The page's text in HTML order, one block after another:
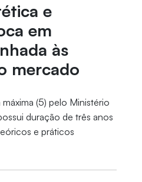
e
em
às
mercado
(5) pelo Ministério
duração de três anos
e práticos